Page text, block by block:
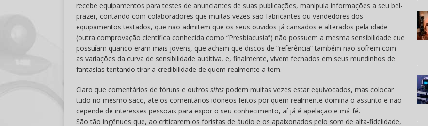
recebe equipamentos para testes de anunciantes de suas publicações, manipula informações a seu bel-
prazer, contando com colaboradores que muitas vezes são fabricantes ou vendedores dos
equipamentos testados, que não admitem que os seus ouvidos já cansados e alterados pela idade
(outra comprovação científica conhecida como “Presbiacusia”) não possuem a mesma sensibilidade que
possuíam quando eram mais jovens, que acham que discos de “referência” também não sofrem com
as variações da curva de sensibilidade auditiva, e, finalmente, vivem fechados em seus mundinhos de
fantasias tentando tirar a credibilidade de quem realmente a tem.
Claro que comentários de fóruns e outros sites podem muitas vezes estar equivocados, mas colocar
tudo no mesmo saco, até os comentários idôneos feitos por quem realmente domina o assunto e não
depende de interesses pessoais para expor o seu conhecimento, aí já é apelação e má-fé.
São tão ingênuos que, ao criticarem os foristas de áudio e os apaixonados pelo som de alta-fidelidade,